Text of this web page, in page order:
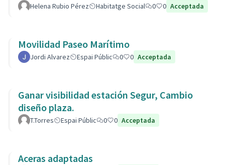
Helena Rubio Pérez Habitatge Social 0 0 Acceptada
Movilidad Paseo Marítimo
Jordi Alvarez Espai Públic 0 0 Acceptada
Ganar visibilidad estación Segur, Cambio
diseño plaza.
T.Torres Espai Públic 0 0 Acceptada
Aceras adaptadas